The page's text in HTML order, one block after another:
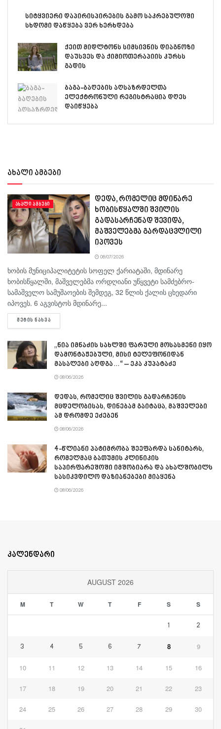
სიტყვიერი დაპირისპირების გამო საკრებულოში
სხდომი დაწყება ვერ ხერხდება
ქეით მიდლტონს სიმსივნის დიაგნოზი
დაუსვეს და ქიმიოთერაპიის კურსს
გადის
ბაგა-ბაღების აღსაზრდელთა
ელექტრონული რეგისტრაცია დღეს
დაიწყება
ახალი ამბები
ᲐᲮᲐᲚᲘ ᲐᲛᲑᲔᲑᲘ
დედა, რომელიც მდინარე
ხობისწყალში შვილის
გადასარჩენად შევიდა,
მაშველებმა გარდაცვლილი
იპოვეს
08/07/2026
ხობის მუნიციპალიტეტის სოფელ ქარიატაში, მდინარე
ხობისწყალში, მაშველებმა ორდღიანი უწყვეტი სამძებრო-
სამაშველო სამუშაოების შემდეგ, 32 წლის ქალის ცხედარი
იპოვეს. 6 აგვისტოს მდინარე...
ᲛᲔᲢᲘᲡ ᲜᲐᲮᲕᲐ
„ნია იმნაძის სახლში ფარული მოსასმენი იყო
დამონტაჟებული, მისი ტელეფონიდან
მასალები აღდგა…“ – ეკა კუპატაძე
08/06/2026
დედას, რომელიც შვილის გადარჩენის
მცდელობისას, დინებამ გაიტაცა, მაშველები
ამ დრომდე ეძებენ
08/06/2026
4-წლიანი პატიმრობა შეეფარდა სანიტარს,
რომელმაც ბათუმის კლინიკის
საპირფარეშოში იმშობიარა და ახალშობილს
სასიკვდილო დაზიანებები მიაყენა
08/06/2026
კალენდარი
AUGUST 2026
M T W T F S S
1 2
3 4 5 6 7 8 9
10 11 12 13 14 15 16
17 18 19 20 21 22 23
24 25 26 27 28 29 30